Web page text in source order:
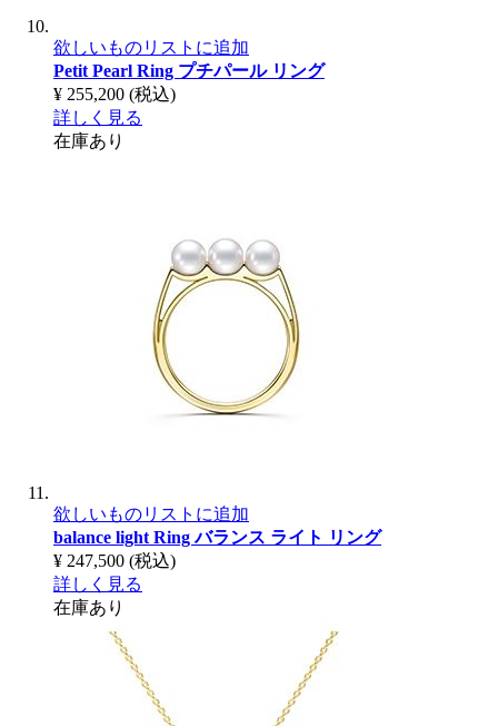
欲しいものリストに追加
Petit Pearl Ring プチパール リング
¥ 255,200 (税込)
詳しく見る
在庫あり
欲しいものリストに追加
balance light Ringバランス ライト リング
¥ 247,500 (税込)
詳しく見る
在庫あり